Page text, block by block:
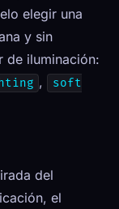
elegir una
y sin
de iluminación:
,
soft
del
el